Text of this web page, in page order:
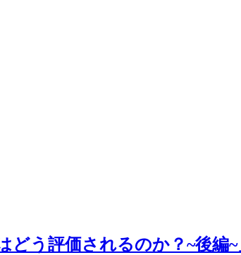
う評価されるのか？~後編~